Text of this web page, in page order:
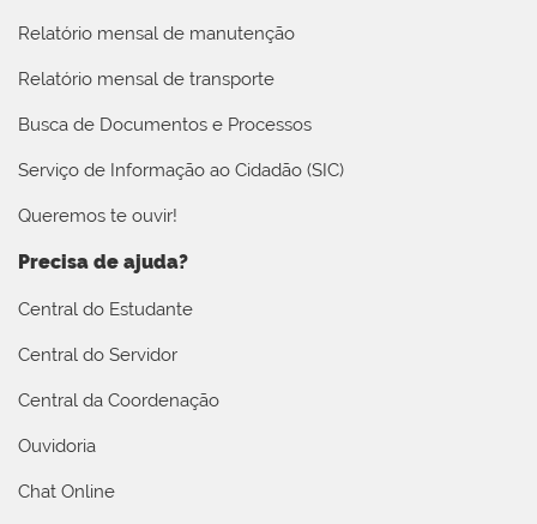
Relatório mensal de manutenção
Relatório mensal de transporte
Busca de Documentos e Processos
Serviço de Informação ao Cidadão (SIC)
Queremos te ouvir!
Precisa de ajuda?
Central do Estudante
Central do Servidor
Central da Coordenação
Ouvidoria
Chat Online